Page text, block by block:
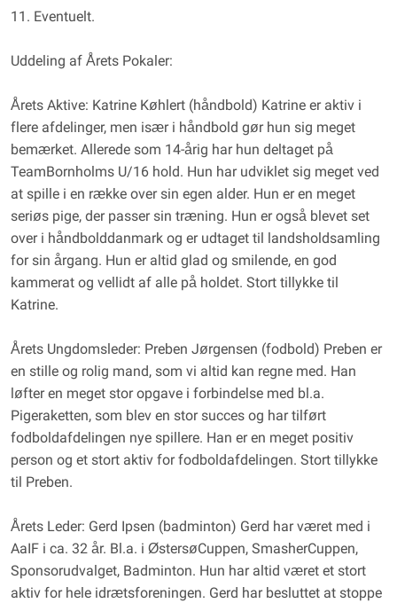
11. Eventuelt.
Uddeling af Årets Pokaler:
Årets Aktive: Katrine Køhlert (håndbold) Katrine er aktiv i
flere afdelinger, men især i håndbold gør hun sig meget
bemærket. Allerede som 14-årig har hun deltaget på
TeamBornholms U/16 hold. Hun har udviklet sig meget ved
at spille i en række over sin egen alder. Hun er en meget
seriøs pige, der passer sin træning. Hun er også blevet set
over i håndbolddanmark og er udtaget til landsholdsamling
for sin årgang. Hun er altid glad og smilende, en god
kammerat og vellidt af alle på holdet. Stort tillykke til
Katrine.
Årets Ungdomsleder: Preben Jørgensen (fodbold) Preben er
en stille og rolig mand, som vi altid kan regne med. Han
løfter en meget stor opgave i forbindelse med bl.a.
Pigeraketten, som blev en stor succes og har tilført
fodboldafdelingen nye spillere. Han er en meget positiv
person og et stort aktiv for fodboldafdelingen. Stort tillykke
til Preben.
Årets Leder: Gerd Ipsen (badminton) Gerd har været med i
AaIF i ca. 32 år. Bl.a. i ØstersøCuppen, SmasherCuppen,
Sponsorudvalget, Badminton. Hun har altid været et stort
aktiv for hele idrætsforeningen. Gerd har besluttet at stoppe